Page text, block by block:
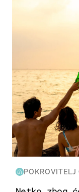
POKROVITELJ